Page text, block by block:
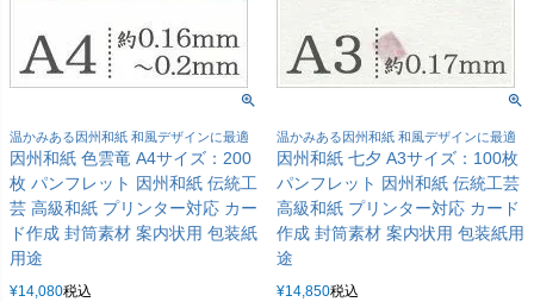
温かみある因州和紙 和風デザインに最適
因州和紙 色雲竜 A4サイズ：200
枚 パンフレット 因州和紙 伝統工
芸 高級和紙 プリンター対応 カー
ド作成 封筒素材 案内状用 包装紙
用途
¥14,080税込
温かみある因州和紙 和風デザインに最適
因州和紙 七夕 A3サイズ：100枚
パンフレット 因州和紙 伝統工芸
高級和紙 プリンター対応 カード
作成 封筒素材 案内状用 包装紙用
途
¥14,850税込